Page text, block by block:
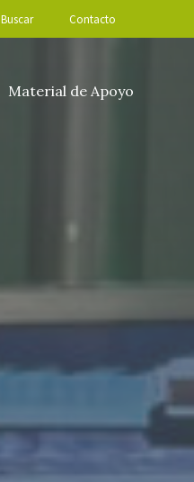
Buscar Contacto
Material de Apoyo